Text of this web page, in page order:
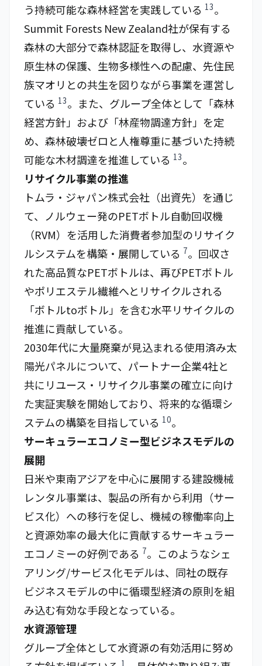
う持続可能な森林経営を実践している 13。
Summit Forests New Zealand社が保有する
森林の大部分で森林認証を取得し、水資源や
原生林の保護、生物多様性への配慮、先住民
族マオリとの共生を図りながら事業を運営し
ている 13。また、グループ全体として「森林
経営方針」および「林産物調達方針」を定
め、森林破壊ゼロと人権尊重に基づいた持続
可能な木材調達を推進している 13。
リサイクル事業の推進
トムラ・ジャパン株式会社（出資先）を通じ
て、ノルウェー発のPETボトル自動回収機
（RVM）を活用した消費者参加型のリサイク
ルシステムを構築・展開している 7。回収さ
れた高品質なPETボトルは、再びPETボトル
やポリエステル繊維へとリサイクルされる
「ボトルtoボトル」を含む水平リサイクルの
推進に貢献している。
2030年代に大量廃棄が見込まれる使用済み太
陽光パネルについて、パートナー企業4社と
共にリユース・リサイクル事業の確立に向け
た実証実験を開始しており、将来的な循環シ
ステムの構築を目指している 10。
サーキュラーエコノミー型ビジネスモデルの
展開
日米や東南アジアを中心に展開する建設機械
レンタル事業は、製品の所有から利用（サー
ビス化）への移行を促し、機械の稼働率向上
と資源効率の最大化に貢献するサーキュラー
エコノミーの好例である 7。このようなシェ
アリング/サービス化モデルは、同社の既存
ビジネスモデルの中に循環型経済の原則を組
み込む有効な手段となっている。
水資源管理
グループ全体として水資源の有効活用に努め
1